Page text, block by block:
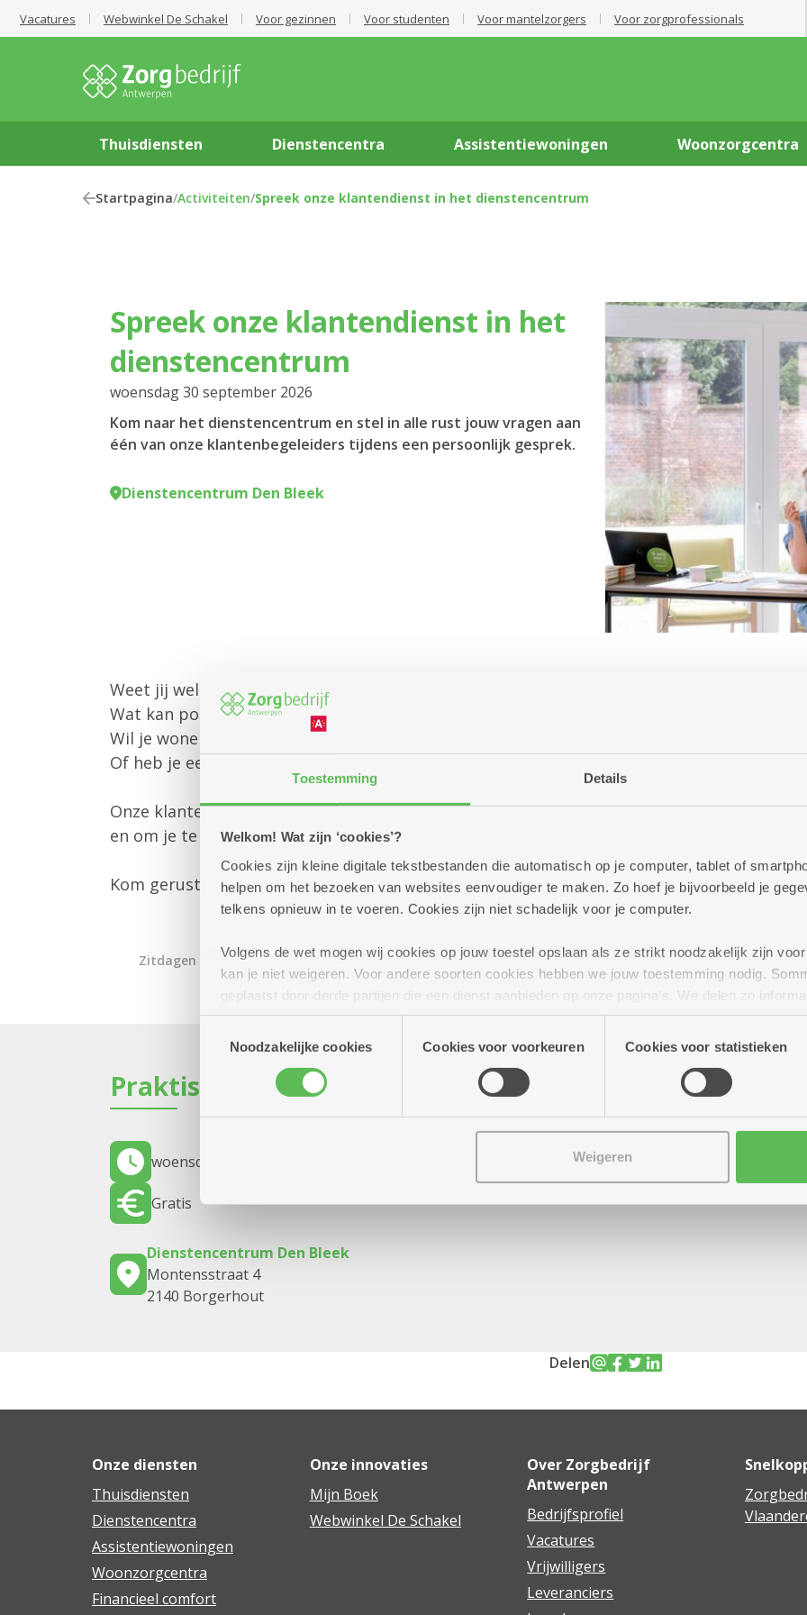
Toestemming Details
Welkom! Wat zijn ‘cookies’?
Cookies zijn kleine digitale tekstbestanden die automatisch op je computer, tablet of
helpen om het bezoeken van websites eenvoudiger te maken. Zo hoef je bijvoorbeeld je
telkens opnieuw in te voeren. Cookies zijn niet schadelijk voor je computer.
Volgens de wet mogen wij cookies op jouw toestel opslaan als ze strikt noodzakelijk zijn
kan je niet weigeren. Voor andere soorten cookies hebben we jouw toestemming nodig.
geplaatst door derde partijen die een dienst aanbieden op onze pagina's. We delen zo
(geanonimiseerd) gebruik van onze site voor social media, advertenties en analyse. Deze
Noodzakelijke cookies
Cookies voor voorkeuren Cookies voor statistieken
Weigeren
Vacatures Webwinkel De Schakel Voor gezinnen Voor studenten Voor mantelzorgers Voor zorgprofessionals
Thuisdiensten Dienstencentra Assistentiewoningen Woonzorgcentra
Startpagina/Activiteiten/Spreek onze klantendienst in het dienstencentrum
Spreek onze klantendienst in het
dienstencentrum
woensdag 30 september 2026
Kom naar het dienstencentrum en stel in alle rust jouw vragen aan
één van onze klantenbegeleiders tijdens een persoonlijk gesprek.
Dienstencentrum Den Bleek
Weet jij welke diensten Zorgbedrijf Antwerpen aanbiedt?
Wat kan poetshulp of gezinszorg voor jou betekenen?
Wil je wonen in een assistentiewoning of woonzorgcentrum?
Of heb je een andere vraag?
Onze klantenbegeleider is er om jou persoonlijk te helpen met al jouw vragen rond
en om je te informeren over alle mogelijkheden die we aanbieden.
Kom gerust langs – we helpen je graag verder!
Zitdagen klantendienst
Praktisch
woensdag 30 september 2026
Gratis
Dienstencentrum Den Bleek
Montensstraat 4
2140 Borgerhout
Delen
Onze diensten
Thuisdiensten
Dienstencentra
Assistentiewoningen
Woonzorgcentra
Financieel comfort
Onze innovaties
Mijn Boek
Webwinkel De Schakel
Over Zorgbedrijf
Antwerpen
Bedrijfsprofiel
Vacatures
Vrijwilligers
Leveranciers